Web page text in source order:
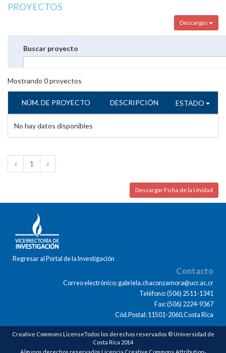
PROYECTOS
Descargas
Buscar proyecto
Mostrando 0proyectos
NÚM. DE PROYECTO DESCRIPCIÓN ESTADO
No hay datos disponibles
« 1 »
Descargar Ficha de la Unidad
Regresar al Portal de la Investigación
Contacto
Correo electrónico: gabriela.chaconzamora@ucr.ac.cr
Teléfono: (506) 2511-1341
Fax: (506) 2224-9367
Cód.Postal: 11501-2060,Costa Rica
Creative Commons LicenseTodos los derechos reservados © Universidad de
Costa Rica 2014